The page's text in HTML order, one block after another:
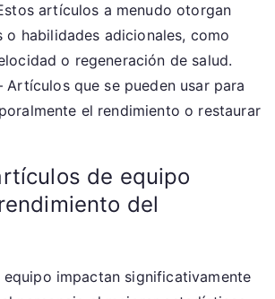
artículos a menudo otorgan
o habilidades adicionales, como
o regeneración de salud.
Artículos que se pueden usar para
el rendimiento o restaurar
de equipo
del
impactan significativamente